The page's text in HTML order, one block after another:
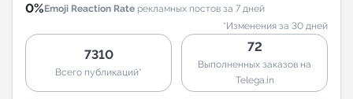
0%Emoji Reaction Rate рекламных постов за 7 дней
*Изменения за 30 дней
7310
Всего публикаций*
72
Выполненных заказов на
Telega.in